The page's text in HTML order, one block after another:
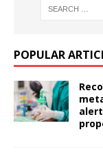
POPULAR